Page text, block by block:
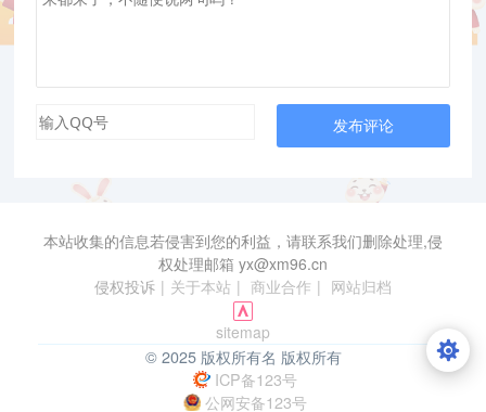
发布评论
本站收集的信息若侵害到您的利益，请联系我们删除处理,侵
权处理邮箱 yx@xm96.cn
侵权投诉 | 关于本站 | 商业合作 | 网站归档
sitemap
© 2025 版权所有名 版权所有
ICP备123号
公网安备123号